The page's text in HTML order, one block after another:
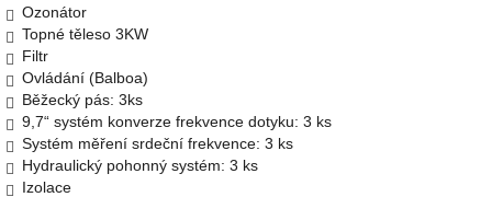
Ozonátor
Topné těleso 3KW
Filtr
Ovládání (Balboa)
Běžecký pás: 3ks
9,7“ systém konverze frekvence dotyku: 3 ks
Systém měření srdeční frekvence: 3 ks
Hydraulický pohonný systém: 3 ks
Izolace